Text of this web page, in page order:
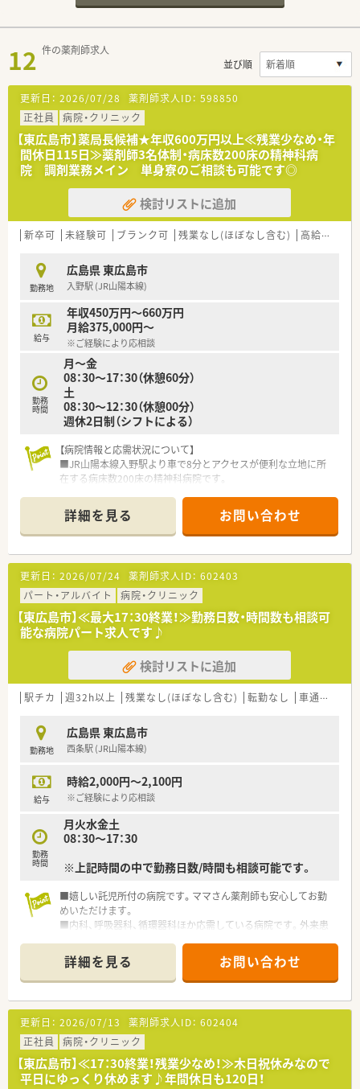
12 件の薬剤師求人
並び順
更新日： 2026/07/28 薬剤師求人ID： 598850
正社員
病院・クリニック
【東広島市】薬局長候補★年収600万円以上≪残業少なめ・年
間休日115日≫薬剤師3名体制・病床数200床の精神科病
院 調剤業務メイン 単身寮のご相談も可能です◎
検討リストに追加
新卒可 未経験可 ブランク可 残業なし(ほぼなし含む) 高給与(600万円以上)
勤務地
広島県 東広島市
入野駅 (JR山陽本線)
給与
年収450万円～660万円
月給375,000円～
※ご経験により応相談
勤務
時間
月～金
08：30～17：30（休憩60分）
土
08：30～12：30（休憩00分）
週休2日制（シフトによる）
【病院情報と応需状況について】
■JR山陽本線入野駅より車で8分とアクセスが便利な立地に所
在する病床数200床の精神科病院です。
るため病棟業務はほとんど発生しません。
■常勤薬剤師は2名体制で稼働しており、医薬品の採用は200品
目程度と精神科病院として一般的な規模です。
【募集背景と求める人物像について】
■現在常勤2名体制のところ、常勤1名が定年退職されるため、即
戦力となる方を急募で募集しています。
■病院または薬局での実務経験が必須となり、未経験の方は残念
ながら今回の募集では難しい状況です。
■精神科分野における調剤業務に集中して取り組みたいという
意欲の高い薬剤師の方を求めています。
【勤務実態について】
■開局時間は平日が8時30分から17時00分まで、土曜日が8時30
■勤務終了時間が18時までで残業もほぼないため、ワークライ
フバランスを重視したい方におすすめです。
■お車での通勤が非常に便利で、マイカー通勤を希望される方に
【こんな取り組みをしています】
して提供する取り組みを推進しています。
■職員総数10,000名を超える巨大グループ内で多様な医療分野
■「治す」と「防ぐ」を高いレベルで両立する進化した医療を全国
詳細を見る お問い合わせ
更新日： 2026/07/24 薬剤師求人ID： 602403
パート・アルバイト
病院・クリニック
【東広島市】≪最大17：30終業！≫勤務日数・時間数も相談可
能な病院パート求人です♪
検討リストに追加
駅チカ 週32h以上 残業なし(ほぼなし含む) 転勤なし 車通勤可
勤務地
広島県 東広島市
西条駅 (JR山陽本線)
給与
時給2,000円～2,100円
※ご経験により応相談
勤務
時間
月火水金土
08：30～17：30
※上記時間の中で勤務日数/時間も相談可能です。
■嬉しい託児所付の病院です。ママさん薬剤師も安心してお勤
めいただけます。
■内科、呼吸器科、循環器科ほか応需している病院です。外来患
■残業は月平均4時間！
■託児所完備しております。働くママさん薬剤師も安心してご
勤務頂けます。
■65歳までの再雇用制度もございますので、長く勤めていきた
い方にもオススメです。
■病院経験のある方歓迎致します。
■これからの病院を支えていけるようなフレッシュな方、ぜひお
問い合わせください。
詳細を見る お問い合わせ
更新日： 2026/07/13 薬剤師求人ID： 602404
正社員
病院・クリニック
【東広島市】≪17：30終業！残業少なめ！≫木日祝休みなので
平日にゆっくり休めます♪年間休日も120日！